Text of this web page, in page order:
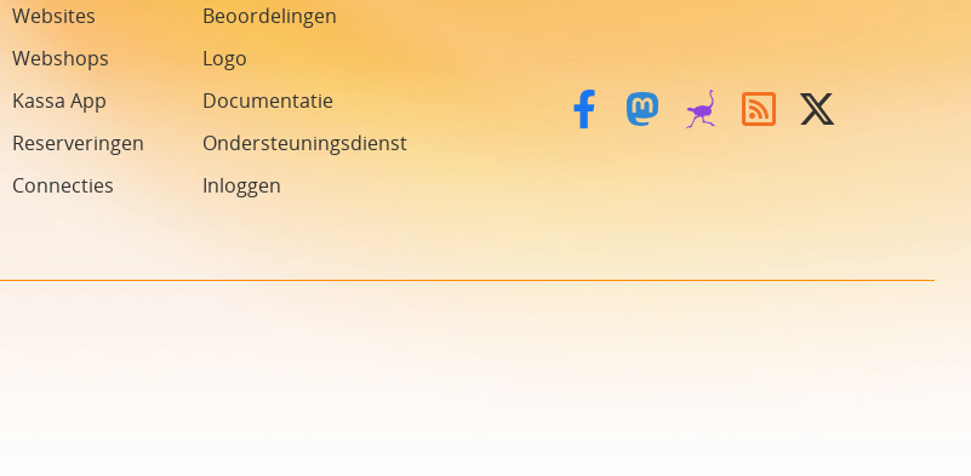
Websites
Webshops
Kassa App
Reserveringen
Connecties
Beoordelingen
Logo
Documentatie
Ondersteuningsdienst
Inloggen